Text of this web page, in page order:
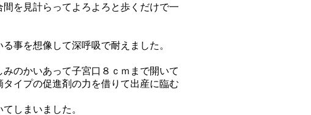
を見計らってよろよろと歩くだけで一
事を想像して深呼吸で耐えました。
のかいあって子宮口８ｃｍまで開いて
イプの促進剤の力を借りて出産に臨む
しまいました。